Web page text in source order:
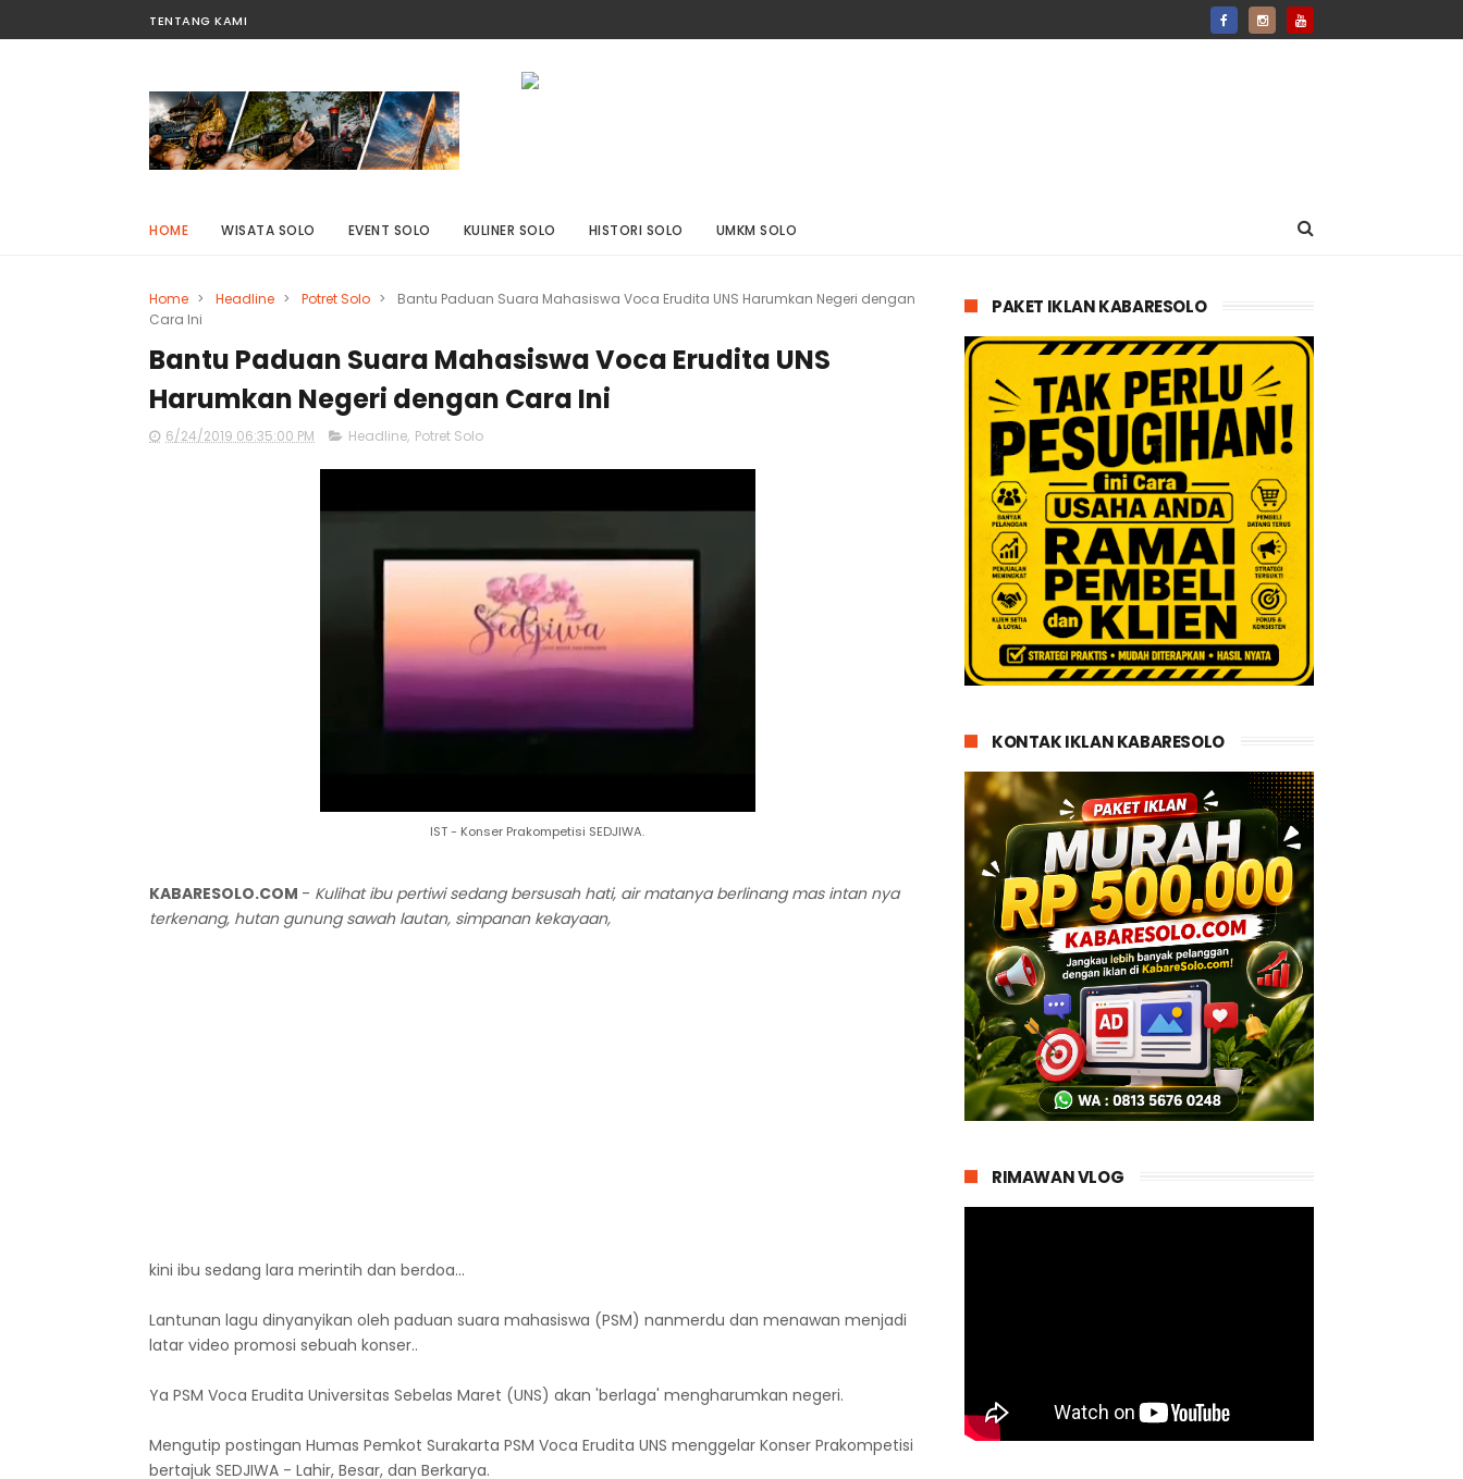
TENTANG KAMI
HOME WISATA SOLO EVENT SOLO KULINER SOLO HISTORI SOLO UMKM SOLO
Home > Headline > Potret Solo >
Bantu Paduan Suara Mahasiswa Voca Erudita UNS Harumkan Negeri dengan
Cara Ini
Bantu Paduan Suara Mahasiswa Voca Erudita UNS
Harumkan Negeri dengan Cara Ini
6/24/2019 06:35:00 PM Headline, Potret Solo
IST - Konser Prakompetisi SEDJIWA.
KABARESOLO.COM - Kulihat ibu pertiwi sedang bersusah hati, air matanya berlinang mas intan nya
terkenang, hutan gunung sawah lautan, simpanan kekayaan,
kini ibu sedang lara merintih dan berdoa...
Lantunan lagu dinyanyikan oleh paduan suara mahasiswa (PSM) nanmerdu dan menawan menjadi
latar video promosi sebuah konser..
Ya PSM Voca Erudita Universitas Sebelas Maret (UNS) akan 'berlaga' mengharumkan negeri.
Mengutip postingan Humas Pemkot Surakarta PSM Voca Erudita UNS menggelar Konser Prakompetisi
bertajuk SEDJIWA - Lahir, Besar, dan Berkarya.
PAKET IKLAN KABARESOLO
KONTAK IKLAN KABARESOLO
RIMAWAN VLOG